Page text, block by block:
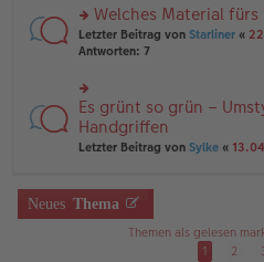
a
ger
B
ei
a
g
g
el
es
e
er
B
ei
tr
rs
te
u
n
g
el
es
er
B
Welches Material fürs
Letzter Beitrag von Starliner «
Antworten: 7
rs
te
r
u
g
el
es
Es grünt so grün –
Handgriffen
Letzter Beitrag von Sylke «
Neues Thema
Themen als gelesen
1
2